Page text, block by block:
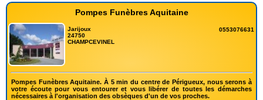
Pompes Funèbres Aquitaine
Jarijoux
24750
CHAMPCEVINEL
0553076631
Pompes Funèbres Aquitaine. À 5 min du centre de Périgueux, nous serons à
votre écoute pour vous entourer et vous libérer de toutes les démarches
nécessaires à l'organisation des obsèques d'un de vos proches.